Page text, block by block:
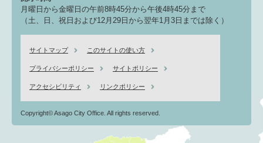
月曜日から金曜日の午前8時45分から午後4時45分まで
（土、日、祝日および12月29日から翌年1月3日までは除く）
サイトマップ このサイトの使い方
プライバシーポリシー サイトポリシー
アクセシビリティ リンクポリシー
Copyright© Asago City Office. All rights reserved.